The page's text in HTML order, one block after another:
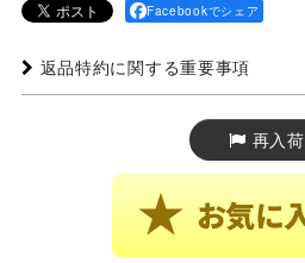
Facebookでシェア
返品特約に関する重要事項
再入荷